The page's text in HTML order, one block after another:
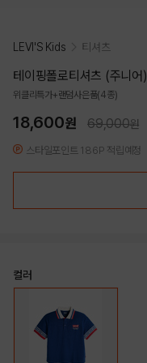
LEVI'S Kids 티셔츠
테이핑폴로티셔츠 (주니어)
위클리특가+랜덤사은품(4종)
18,600원 69,000원
스타일포인트 186P 적립예정
컬러